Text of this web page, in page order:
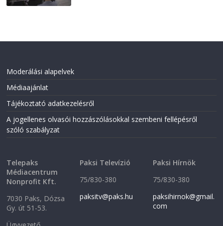
Moderálási alapelvek
Médiaajánlat
Tájékoztató adatkezelésről
A jogellenes olvasói hozzászólásokkal szembeni fellépésről
szóló szabályzat
Telepaks
Médiacentrum
Nonprofit Kft.
7030 Paks, Dózsa
Gy. út 51-53.
Paksi Televízió
75/830-380
paksitv@paks.hu
Paksi Hírnök
75/830-380
paksihirnok@gmail.
com